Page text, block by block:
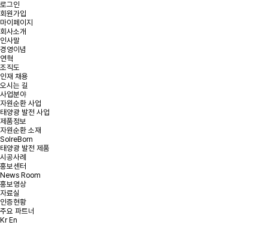
로그인
회원가입
마이페이지
회사소개
인사말
경영이념
연혁
조직도
인재 채용
오시는 길
사업분야
자원순환 사업
태양광 발전 사업
제품정보
자원순환 소재
SolreBorn
태양광 발전 제품
시공사례
홍보센터
News Room
홍보영상
자료실
인증현황
주요 파트너
Kr En
온라인 문의
문의사항을 남겨주시면 빠른 시일내에 연락을 드리겠습니다.
태양광 발전 및
리파워링 문의
*